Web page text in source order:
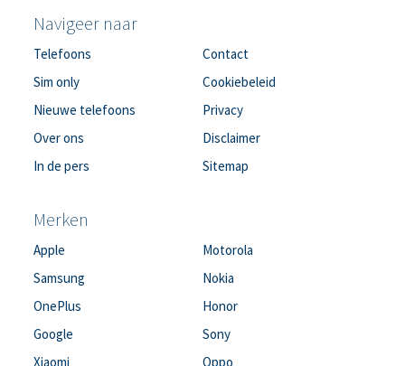
Navigeer naar
Telefoons
Sim only
Nieuwe telefoons
Over ons
In de pers
Contact
Cookiebeleid
Privacy
Disclaimer
Sitemap
Merken
Apple
Samsung
OnePlus
Google
Xiaomi
Motorola
Nokia
Honor
Sony
Oppo